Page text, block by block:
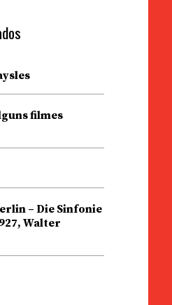
filmes
– Die Sinfonie
Walter